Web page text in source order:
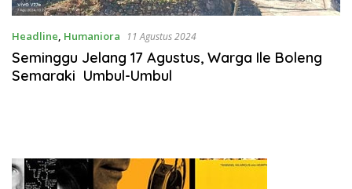
Headline, Humaniora 11 Agustus 2024
Seminggu Jelang 17 Agustus, Warga Ile Boleng
Semaraki Umbul-Umbul